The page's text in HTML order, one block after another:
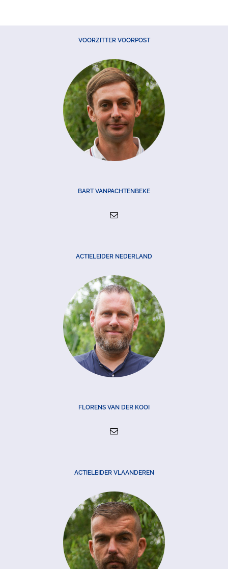
VOORZITTER VOORPOST
BART VANPACHTENBEKE
ACTIELEIDER NEDERLAND
FLORENS VAN DER KOOI
ACTIELEIDER VLAANDEREN